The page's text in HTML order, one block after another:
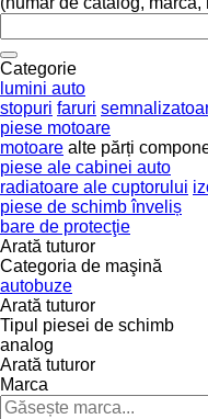
Categorie
lumini auto
stopuri faruri
piese motoare
motoare alte părți
piese ale cabinei auto
radiatoare ale cuptorului
piese de schimb înveliș
bare de protecţie
Arată tuturor
Categoria de maşină
autobuze
Arată tuturor
Tipul piesei de schimb
analog
Arată tuturor
Marca